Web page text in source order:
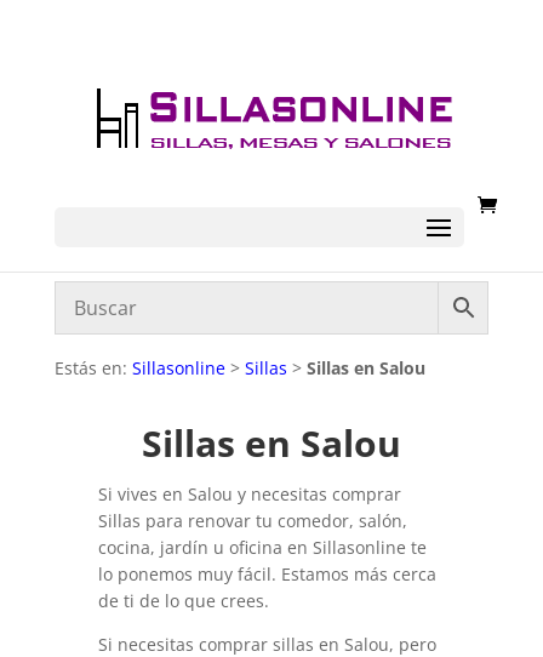
Estás en: Sillasonline> Sillas > Sillas en Salou
Sillas en Salou
Si vives en Salou y necesitas comprar
Sillas para renovar tu comedor, salón,
cocina, jardín u oficina en Sillasonline te
lo ponemos muy fácil. Estamos más cerca
de ti de lo que crees.
Si necesitas comprar sillas en Salou, pero